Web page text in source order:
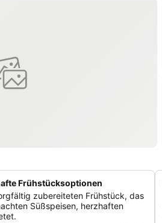
Frühstücksoptionen
zubereiteten Frühstück, das
Süßspeisen, herzhaften